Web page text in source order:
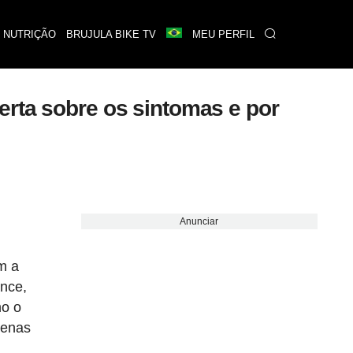
BRUJULA BIKE TV MEU PERFIL
sobre os sintomas e por
a
o
Anunciar